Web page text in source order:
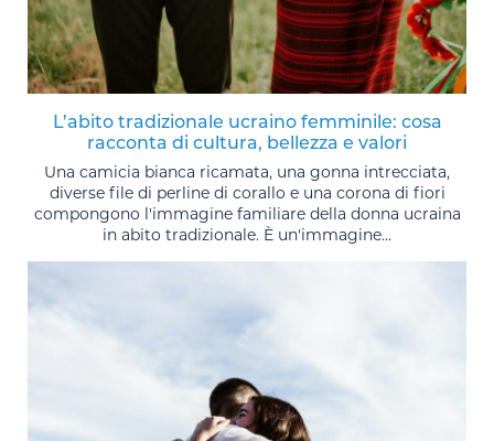
L’abito tradizionale ucraino femminile: cosa
racconta di cultura, bellezza e valori
Una camicia bianca ricamata, una gonna intrecciata,
diverse file di perline di corallo e una corona di fiori
compongono l'immagine familiare della donna ucraina
in abito tradizionale. È un'immagine...